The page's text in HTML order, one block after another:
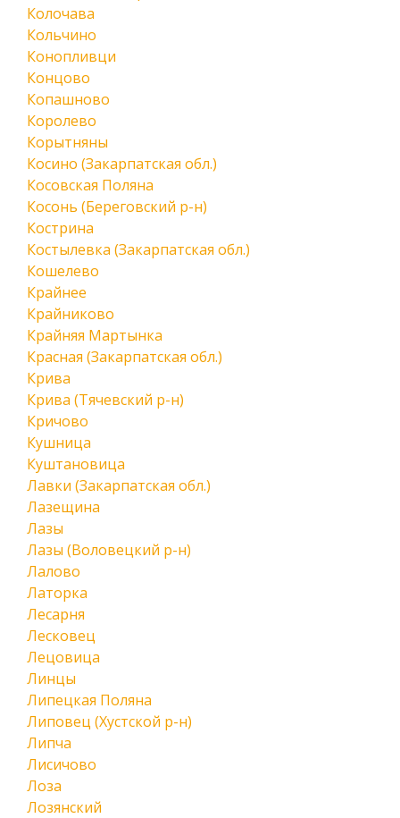
Колочава
Кольчино
Конопливци
Концово
Копашново
Королево
Корытняны
Косино (Закарпатская обл.)
Косовская Поляна
Косонь (Береговский р-н)
Кострина
Костылевка (Закарпатская обл.)
Кошелево
Крайнее
Крайниково
Крайняя Мартынка
Красная (Закарпатская обл.)
Крива
Крива (Тячевский р-н)
Кричово
Кушница
Куштановица
Лавки (Закарпатская обл.)
Лазещина
Лазы
Лазы (Воловецкий р-н)
Лалово
Латорка
Лесарня
Лесковец
Лецовица
Линцы
Липецкая Поляна
Липовец (Хустской р-н)
Липча
Лисичово
Лоза
Лозянский